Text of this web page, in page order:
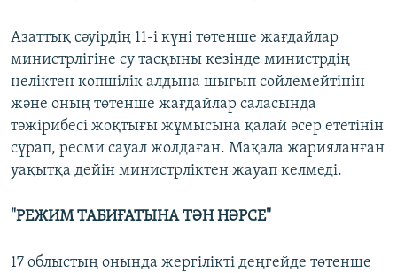
Азаттық сәуірдің 11-і күні төтенше жағдайлар
министрлігіне су тасқыны кезінде министрдің
неліктен көпшілік алдына шығып сөйлемейтінін
және оның төтенше жағдайлар саласында
тәжірибесі жоқтығы жұмысына қалай әсер ететінін
сұрап, ресми сауал жолдаған. Мақала жарияланған
уақытқа дейін министрліктен жауап келмеді.
"РЕЖИМ ТАБИҒАТЫНА ТӘН НӘРСЕ"
17 облыстың онында жергілікті деңгейде төтенше